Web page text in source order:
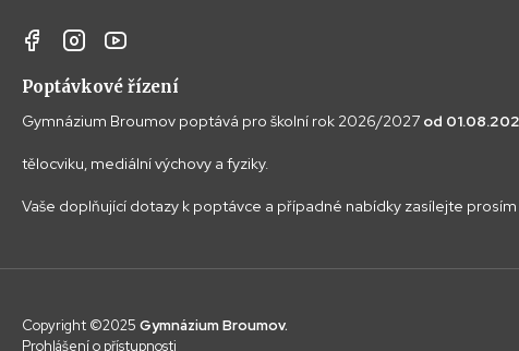
Poptávkové řízení
Gymnázium Broumov poptává pro školní rok 2026/2027 od
tělocviku, mediální výchovy a fyziky.
Vaše doplňující dotazy k poptávce a případné nabídky zasílejte prosím
Copyright ©2025 Gymnázium Broumov.
Prohlášení o přístupnosti